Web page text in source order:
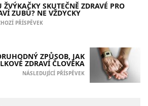
ŽVÝKAČKY SKUTEČNĚ ZDRAVÉ PRO
ZUBŮ? NE VŽDYCKY
PŘÍSPĚVEK
ZPŮSOB, JAK
ZDRAVÍ ČLOVĚKA
NÁSLEDUJÍCÍ PŘÍSPĚVEK